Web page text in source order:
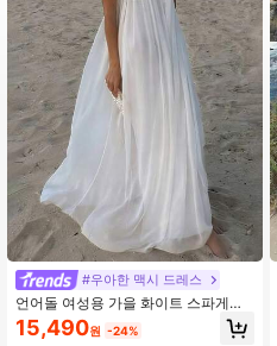
4.89 545K 팔로워
4.89 545K 팔로워
545K 팔로워
4.89 545K 팔로워
4.89 545K 팔로워
#우아한 맥시 드레스
언어돌 여성용 가을 화이트 스파게티
스트랩 맥시 드레스, 스퀘어 넥 백리스
플로잉 비치 드레스, 개학, 외출, 휴가,
15,490원 -24%